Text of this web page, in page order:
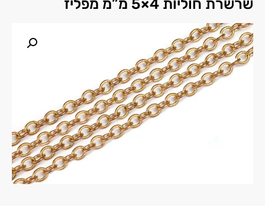
שרשרת חוליות 4×5 מ”מ מפליז